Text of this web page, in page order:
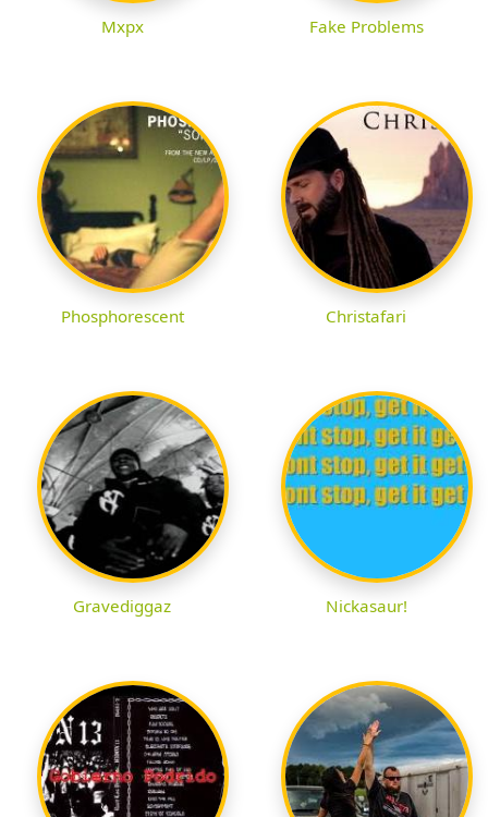
Mxpx Fake Problems
Phosphorescent Christafari
Gravediggaz Nickasaur!